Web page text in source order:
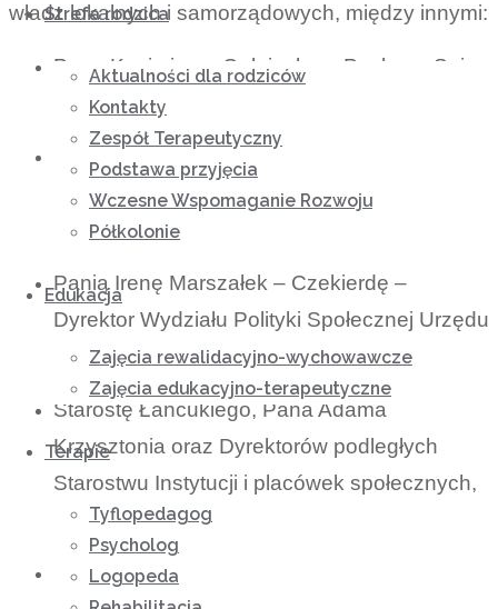
Strefa rodzica
Aktualności dla rodziców
Kontakty
Zespół Terapeutyczny
Podstawa przyjęcia
Wczesne Wspomaganie Rozwoju
Półkolonie
Edukacja
Zajęcia rewalidacyjno-wychowawcze
Zajęcia edukacyjno-terapeutyczne
Terapie
Tyflopedagog
Psycholog
Logopeda
władz lokalnych i samorządowych, między innymi:
Pana Kazimierza Gołojucha – Posła na Sejm
Rzeczypospolitej Polskiej
Pana Macieja Szymańskiego – Dyrektora
Oddziału Podkarpackiego PFRON w
Rzeszowie
Panią Irenę Marszałek – Czekierdę –
Dyrektor Wydziału Polityki Społecznej Urzędu
Wojewódzkiego
Starostę Łańcukiego, Pana Adama
Krzysztonia oraz Dyrektorów podległych
Starostwu Instytucji i placówek społecznych,
oświatowych i kulturalnych.
Pana Tadeusza Pasiecznego, Wójta Gminy